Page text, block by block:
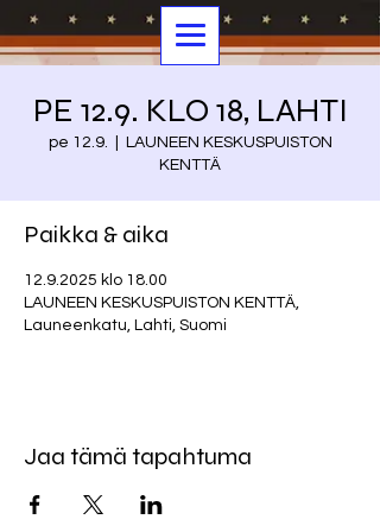
PE 12.9. KLO 18, LAHTI
pe 12.9.
LAUNEEN KESKUSPUISTON
KENTTÄ
Paikka & aika
12.9.2025 klo 18.00
LAUNEEN KESKUSPUISTON KENTTÄ,
Launeenkatu, Lahti, Suomi
Jaa tämä tapahtuma